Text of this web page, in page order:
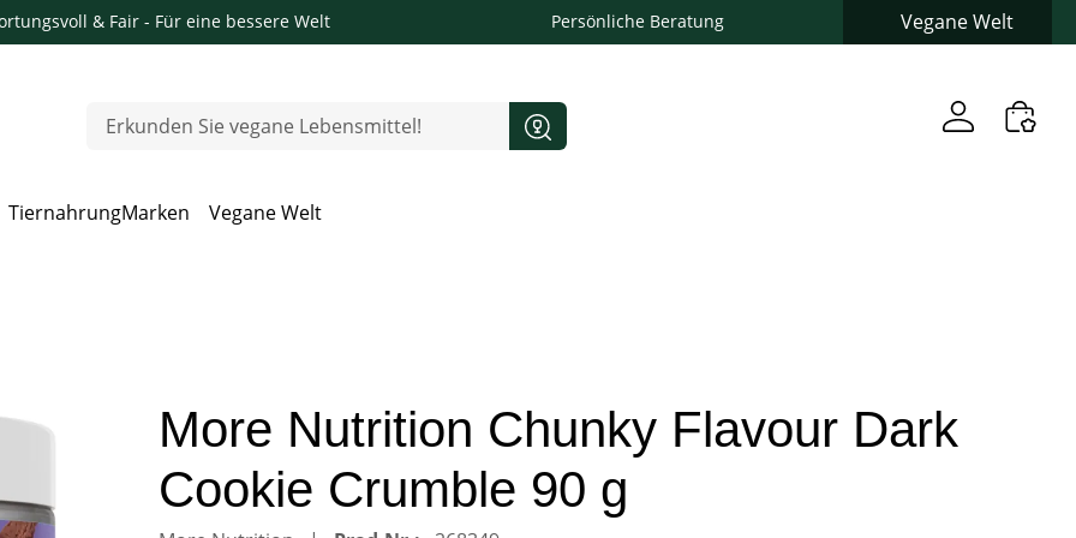
& Fair - Für eine bessere Welt Persönliche Beratung Vegane Welt
TiernahrungMarken
Vegane Welt
More Nutrition Chunky Flavour Dark
Cookie Crumble 90 g